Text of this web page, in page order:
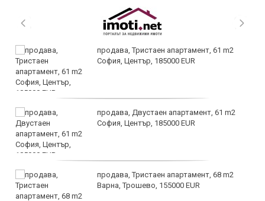
продава, Тристаен апартамент, 61 m2
София, Център, 185000 EUR
продава, Двустаен апартамент, 61 m2
София, Център, 185000 EUR
продава, Тристаен апартамент, 68 m2
Варна, Трошево, 155000 EUR